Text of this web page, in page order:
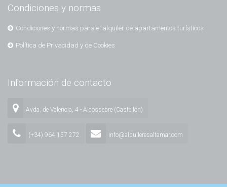
Condiciones y normas
Condiciones y normas para el alquiler de apartamentos turísticos
Política de Privacidad y de Cookies
Información de contacto
Avda. de Valencia, 4 - Alcossebre (Castellón)
(+34) 964 157 272 info@alquileresaltamar.com